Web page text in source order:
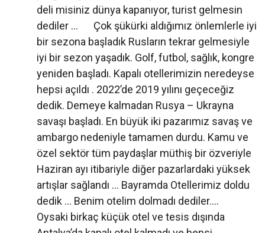
deli misiniz dünya kapanıyor, turist gelmesin
dediler ... Çok şükürki aldığımız önlemlerle iyi
bir sezona başladık Rusların tekrar gelmesiyle
iyi bir sezon yaşadık. Golf, futbol, sağlık, kongre
yeniden başladı. Kapalı otellerimizin neredeyse
hepsi açıldı . 2022’de 2019 yılını geçeceğiz
dedik. Demeye kalmadan Rusya – Ukrayna
savaşı başladı. En büyük iki pazarımız savaş ve
ambargo nedeniyle tamamen durdu. Kamu ve
özel sektör tüm paydaşlar müthiş bir özveriyle
Haziran ayı itibariyle diğer pazarlardaki yüksek
artışlar sağlandı … Bayramda Otellerimiz doldu
dedik … Benim otelim dolmadı dediler....
Oysaki birkaç küçük otel ve tesis dışında